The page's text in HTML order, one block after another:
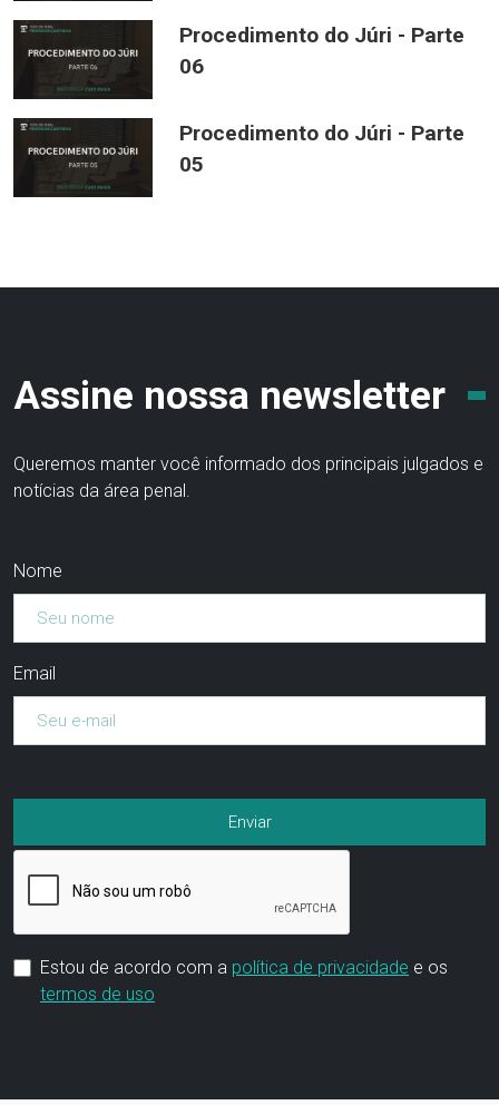
Procedimento do Júri - Parte
06
Procedimento do Júri - Parte
05
Assine nossa newsletter
Queremos manter você informado dos principais julgados e
notícias da área penal.
Nome
Email
Estou de acordo com a política de privacidade e os
termos de uso